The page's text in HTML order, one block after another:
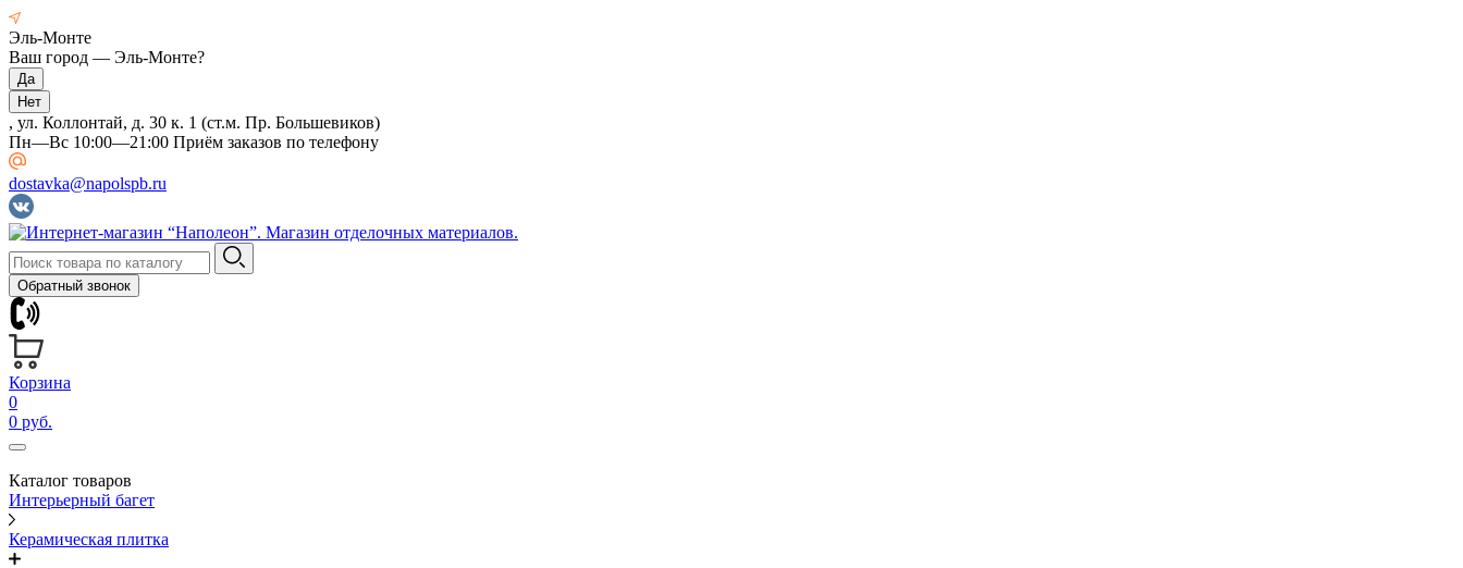
Эль-Монте
Ваш город — Эль-Монте?
, ул. Коллонтай, д. 30 к. 1 (ст.м. Пр. Большевиков)
Пн—Вс 10:00—21:00 Приём заказов по телефону
dostavka@napolspb.ru
Обратный звонок
Корзина
0
0 руб.
Каталог товаров
Интерьерный багет
Керамическая плитка